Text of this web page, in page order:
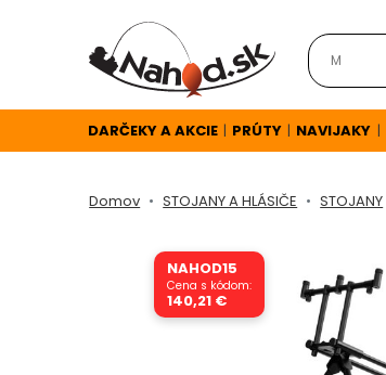
DARČEKY A AKCIE | PRÚTY | NAVIJAKY |
Domov STOJANY A HLÁSIČE STOJANY
NAHOD15
Cena s kódom:
140,21 €
A